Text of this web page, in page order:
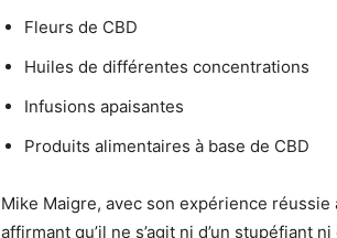
Fleurs de CBD
Huiles de différentes concentrations
Infusions apaisantes
Produits alimentaires à base de CBD
Mike Maigre, avec son expérience
affirmant qu’il ne s’agit ni d’un stupéfiant